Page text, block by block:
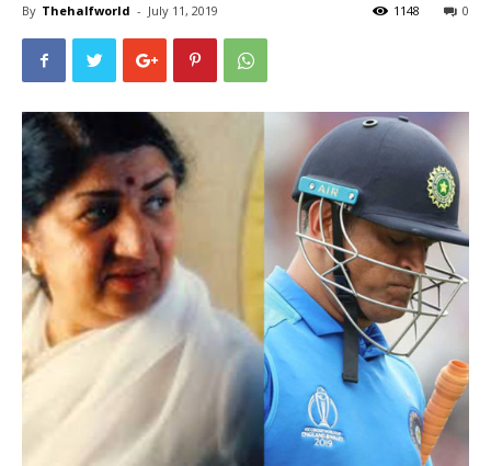
By Thehalfworld - July 11, 2019 0
1148